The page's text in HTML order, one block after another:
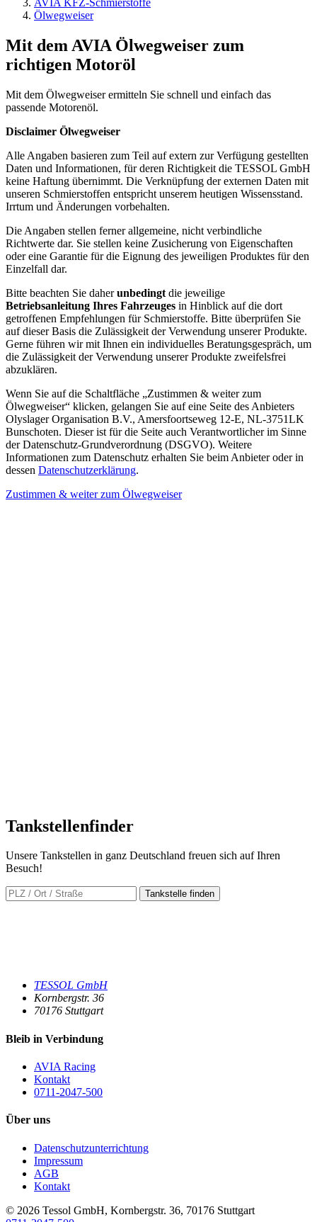
Ölwegweiser
Mit dem AVIA Ölwegweiser zum
richtigen Motoröl
Mit dem Ölwegweiser ermitteln Sie schnell und einfach das
passende Motorenöl.
Disclaimer Ölwegweiser
Alle Angaben basieren zum Teil auf extern zur Verfügung gestellten
Daten und Informationen, für deren Richtigkeit die TESSOL GmbH
keine Haftung übernimmt. Die Verknüpfung der externen Daten mit
unseren Schmierstoffen entspricht unserem heutigen Wissensstand.
Irrtum und Änderungen vorbehalten.
Die Angaben stellen ferner allgemeine, nicht verbindliche
Richtwerte dar. Sie stellen keine Zusicherung von Eigenschaften
oder eine Garantie für die Eignung des jeweiligen Produktes für den
Einzelfall dar.
Bitte beachten Sie daherunbedingt die jeweilige
Betriebsanleitung Ihres Fahrzeuges in Hinblick auf die dort
getroffenen Empfehlungen für Schmierstoffe. Bitte überprüfen Sie
auf dieser Basis die Zulässigkeit der Verwendung unserer Produkte.
Gerne führen wir mit Ihnen ein individuelles Beratungsgespräch, um
die Zulässigkeit der Verwendung unserer Produkte zweifelsfrei
abzuklären.
Wenn Sie auf die Schaltfläche „Zustimmen & weiter zum
Ölwegweiser“ klicken, gelangen Sie auf eine Seite des Anbieters
Olyslager Organisation B.V., Amersfoortseweg 12-E, NL-3751LK
Bunschoten. Dieser ist für die Seite auch Verantwortlicher im Sinne
der Datenschutz-Grundverordnung (DSGVO). Weitere
Informationen zum Datenschutz erhalten Sie beim Anbieter oder in
dessen Datenschutzerklärung.
Zustimmen & weiter zum Ölwegweiser
Tankstellenfinder
Unsere Tankstellen in ganz Deutschland freuen sich auf Ihren
Besuch!
Tankstelle finden
TESSOL GmbH
Kornbergstr. 36
70176 Stuttgart
Bleib in Verbindung
AVIA Racing
Kontakt
0711-2047-500
Über uns
Datenschutzunterrichtung
Impressum
AGB
Kontakt
© 2026 Tessol GmbH, Kornbergstr. 36, 70176 Stuttgart